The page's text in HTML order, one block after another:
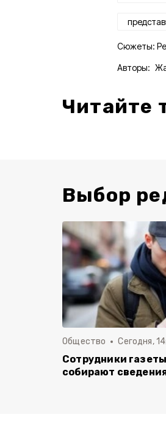
Сюжеты:
Авторы:
Читайте
Выбор
Общество Сегодня,
Сотрудники
собирают